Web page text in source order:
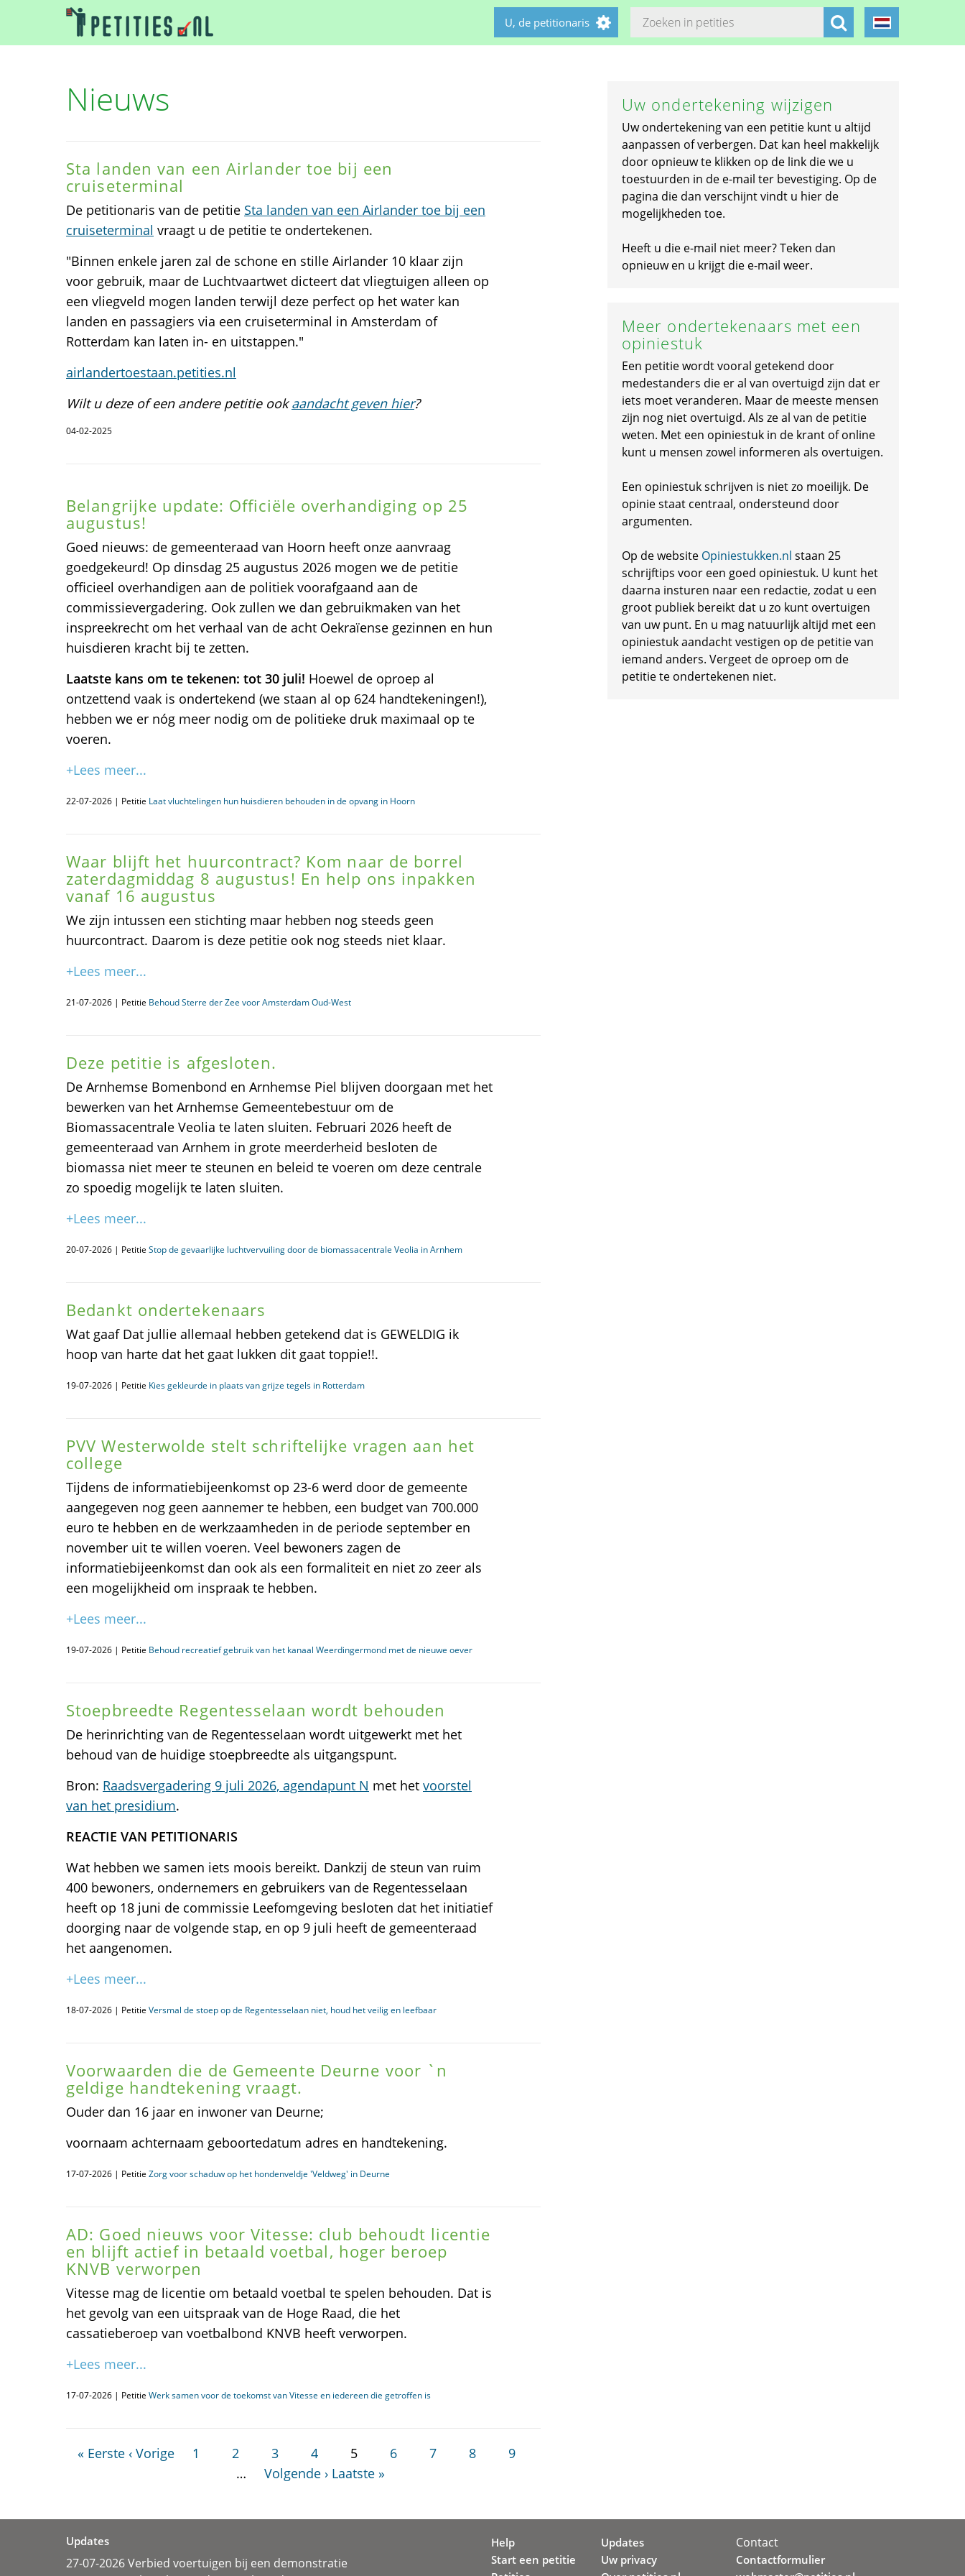
U, de petitionaris
Nieuws
Sta landen van een Airlander toe bij een
cruiseterminal
De petitionaris van de petitie Sta landen van een Airlander toe bij een
cruiseterminal vraagt u de petitie te ondertekenen.
"Binnen enkele jaren zal de schone en stille Airlander 10 klaar zijn
voor gebruik, maar de Luchtvaartwet dicteert dat vliegtuigen alleen op
een vliegveld mogen landen terwijl deze perfect op het water kan
landen en passagiers via een cruiseterminal in Amsterdam of
Rotterdam kan laten in- en uitstappen."
airlandertoestaan.petities.nl
Wilt u deze of een andere petitie ookaandacht geven hier?
04-02-2025
Belangrijke update: Officiële overhandiging op 25
augustus!
Goed nieuws: de gemeenteraad van Hoorn heeft onze aanvraag
goedgekeurd! Op dinsdag 25 augustus 2026 mogen we de petitie
officieel overhandigen aan de politiek voorafgaand aan de
commissievergadering. Ook zullen we dan gebruikmaken van het
inspreekrecht om het verhaal van de acht Oekraïense gezinnen en hun
huisdieren kracht bij te zetten.
Laatste kans om te tekenen: tot 30 juli! Hoewel de oproep al
ontzettend vaak is ondertekend (we staan al op 624 handtekeningen!),
hebben we er nóg meer nodig om de politieke druk maximaal op te
voeren.
+Lees meer...
22-07-2026 | Petitie Laat vluchtelingen hun huisdieren behouden in de opvang in Hoorn
Waar blijft het huurcontract? Kom naar de borrel
zaterdagmiddag 8 augustus! En help ons inpakken
vanaf 16 augustus
We zijn intussen een stichting maar hebben nog steeds geen
huurcontract. Daarom is deze petitie ook nog steeds niet klaar.
+Lees meer...
21-07-2026 | Petitie Behoud Sterre der Zee voor Amsterdam Oud-West
Deze petitie is afgesloten.
De Arnhemse Bomenbond en Arnhemse Piel blijven doorgaan met het
bewerken van het Arnhemse Gemeentebestuur om de
Biomassacentrale Veolia te laten sluiten. Februari 2026 heeft de
gemeenteraad van Arnhem in grote meerderheid besloten de
biomassa niet meer te steunen en beleid te voeren om deze centrale
zo spoedig mogelijk te laten sluiten.
+Lees meer...
20-07-2026 | Petitie Stop de gevaarlijke luchtvervuiling door de biomassacentrale Veolia in Arnhem
Bedankt ondertekenaars
Wat gaaf Dat jullie allemaal hebben getekend dat is GEWELDIG ik
hoop van harte dat het gaat lukken dit gaat toppie!!.
19-07-2026 | Petitie Kies gekleurde in plaats van grijze tegels in Rotterdam
PVV Westerwolde stelt schriftelijke vragen aan het
college
Tijdens de informatiebijeenkomst op 23-6 werd door de gemeente
aangegeven nog geen aannemer te hebben, een budget van 700.000
euro te hebben en de werkzaamheden in de periode september en
november uit te willen voeren. Veel bewoners zagen de
informatiebijeenkomst dan ook als een formaliteit en niet zo zeer als
een mogelijkheid om inspraak te hebben.
+Lees meer...
19-07-2026 | Petitie Behoud recreatief gebruik van het kanaal Weerdingermond met de nieuwe oever
Stoepbreedte Regentesselaan wordt behouden
De herinrichting van de Regentesselaan wordt uitgewerkt met het
behoud van de huidige stoepbreedte als uitgangspunt.
Bron: Raadsvergadering 9 juli 2026, agendapunt N met het voorstel
van het presidium.
REACTIE VAN PETITIONARIS
Wat hebben we samen iets moois bereikt. Dankzij de steun van ruim
400 bewoners, ondernemers en gebruikers van de Regentesselaan
heeft op 18 juni de commissie Leefomgeving besloten dat het initiatief
doorging naar de volgende stap, en op 9 juli heeft de gemeenteraad
het aangenomen.
+Lees meer...
18-07-2026 | Petitie Versmal de stoep op de Regentesselaan niet, houd het veilig en leefbaar
Voorwaarden die de Gemeente Deurne voor `n
geldige handtekening vraagt.
Ouder dan 16 jaar en inwoner van Deurne;
voornaam achternaam geboortedatum adres en handtekening.
17-07-2026 | Petitie Zorg voor schaduw op het hondenveldje 'Veldweg' in Deurne
AD: Goed nieuws voor Vitesse: club behoudt licentie
en blijft actief in betaald voetbal, hoger beroep
KNVB verworpen
Vitesse mag de licentie om betaald voetbal te spelen behouden. Dat is
het gevolg van een uitspraak van de Hoge Raad, die het
cassatieberoep van voetbalbond KNVB heeft verworpen.
+Lees meer...
17-07-2026 | Petitie Werk samen voor de toekomst van Vitesse en iedereen die getroffen is
« Eerste ‹ Vorige 1 2 3 4 5 6 7 8
9
…
Volgende › Laatste »
Uw ondertekening wijzigen
Uw ondertekening van een petitie kunt u altijd
aanpassen of verbergen. Dat kan heel makkelijk
door opnieuw te klikken op de link die we u
toestuurden in de e-mail ter bevestiging. Op de
pagina die dan verschijnt vindt u hier de
mogelijkheden toe.
Heeft u die e-mail niet meer? Teken dan
opnieuw en u krijgt die e-mail weer.
Meer ondertekenaars met een
opiniestuk
Een petitie wordt vooral getekend door
medestanders die er al van overtuigd zijn dat er
iets moet veranderen. Maar de meeste mensen
zijn nog niet overtuigd. Als ze al van de petitie
weten. Met een opiniestuk in de krant of online
kunt u mensen zowel informeren als overtuigen.
Een opiniestuk schrijven is niet zo moeilijk. De
opinie staat centraal, ondersteund door
argumenten.
Op de website Opiniestukken.nl staan 25
schrijftips voor een goed opiniestuk. U kunt het
daarna insturen naar een redactie, zodat u een
groot publiek bereikt dat u zo kunt overtuigen
van uw punt. En u mag natuurlijk altijd met een
opiniestuk aandacht vestigen op de petitie van
iemand anders. Vergeet de oproep om de
petitie te ondertekenen niet.
Updates
27-07-2026 Verbied voertuigen bij een demonstratie
Help
Start een petitie
Updates
Uw privacy
Contact
Contactformulier